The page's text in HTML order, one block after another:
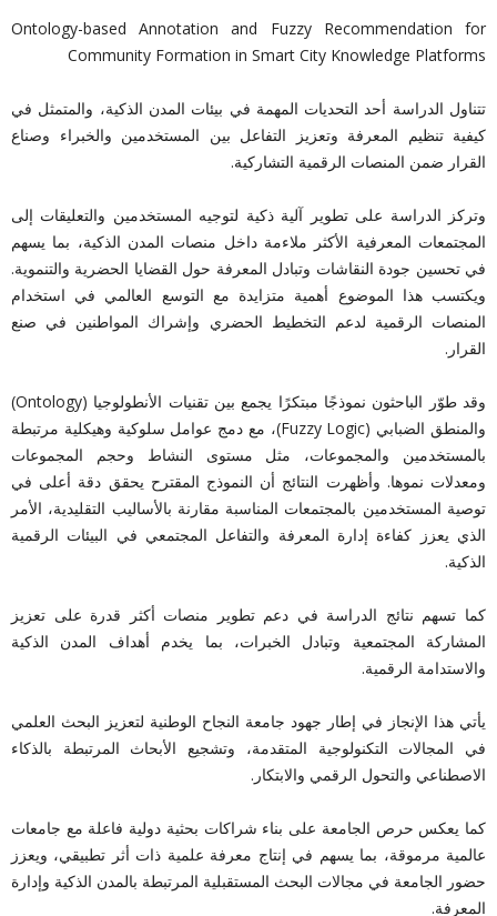
Ontology-based Annotation and Fuzzy Recommendation for
Community Formation in Smart City Knowledge Platforms
تتناول الدراسة أحد التحديات المهمة في بيئات المدن الذكية، والمتمثل في
كيفية تنظيم المعرفة وتعزيز التفاعل بين المستخدمين والخبراء وصناع
القرار ضمن المنصات الرقمية التشاركية.
وتركز الدراسة على تطوير آلية ذكية لتوجيه المستخدمين والتعليقات إلى
المجتمعات المعرفية الأكثر ملاءمة داخل منصات المدن الذكية، بما يسهم
في تحسين جودة النقاشات وتبادل المعرفة حول القضايا الحضرية والتنموية.
ويكتسب هذا الموضوع أهمية متزايدة مع التوسع العالمي في استخدام
المنصات الرقمية لدعم التخطيط الحضري وإشراك المواطنين في صنع
القرار.
وقد طوّر الباحثون نموذجًا مبتكرًا يجمع بين تقنيات الأنطولوجيا (Ontology)
والمنطق الضبابي (Fuzzy Logic)، مع دمج عوامل سلوكية وهيكلية مرتبطة
بالمستخدمين والمجموعات، مثل مستوى النشاط وحجم المجموعات
ومعدلات نموها. وأظهرت النتائج أن النموذج المقترح يحقق دقة أعلى في
توصية المستخدمين بالمجتمعات المناسبة مقارنة بالأساليب التقليدية، الأمر
الذي يعزز كفاءة إدارة المعرفة والتفاعل المجتمعي في البيئات الرقمية
الذكية.
كما تسهم نتائج الدراسة في دعم تطوير منصات أكثر قدرة على تعزيز
المشاركة المجتمعية وتبادل الخبرات، بما يخدم أهداف المدن الذكية
والاستدامة الرقمية.
يأتي هذا الإنجاز في إطار جهود جامعة النجاح الوطنية لتعزيز البحث العلمي
في المجالات التكنولوجية المتقدمة، وتشجيع الأبحاث المرتبطة بالذكاء
الاصطناعي والتحول الرقمي والابتكار.
كما يعكس حرص الجامعة على بناء شراكات بحثية دولية فاعلة مع جامعات
عالمية مرموقة، بما يسهم في إنتاج معرفة علمية ذات أثر تطبيقي، ويعزز
حضور الجامعة في مجالات البحث المستقبلية المرتبطة بالمدن الذكية وإدارة
المعرفة.